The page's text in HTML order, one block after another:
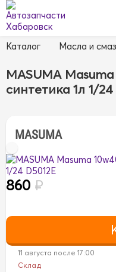
Каталог Масла и
MASUMA
синтетика 1л 1/24
MASUMA
860 ₽
11 августа после 17:00
Склад